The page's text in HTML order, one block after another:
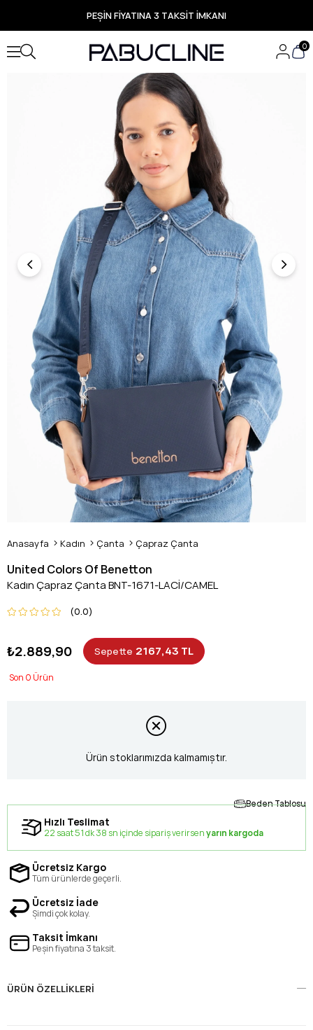
PEŞİN FİYATINA 3 TAKSİT İMKANI
TÜM ÜRÜNLERDE ÜCRETSİZ KARGO
Yeni Sezon Ürünlerde Özel Fırsatlar
Seçili Ürünlerde Hızlı Teslimat
0
Anasayfa Kadın Çanta Çapraz Çanta
United Colors Of Benetton
Kadın Çapraz Çanta BNT-1671-LACİ/CAMEL
0.0
₺2.889,90 Sepette 2167,43 TL
0
Ürün stoklarımızda kalmamıştır.
Beden Tablosu
Hızlı Teslimat
22 saat 51 dk 37 sn içinde sipariş verirsenyarın kargoda
Ücretsiz Kargo
Tüm ürünlerde geçerli.
Ücretsiz İade
Şimdi çok kolay.
Taksit İmkanı
Peşin fiyatına 3 taksit.
ÜRÜN ÖZELLIKLERI